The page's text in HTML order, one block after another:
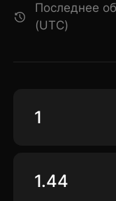
Последнее
(UTC)